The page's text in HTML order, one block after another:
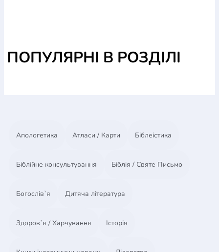
ПОПУЛЯРНІ В РОЗДІЛІ
Апологетика Атласи / Карти Біблеістика
Біблійне консультування Біблія / Святе Письмо
Богослів`я Дитяча література
Здоров`я / Харчування Історія